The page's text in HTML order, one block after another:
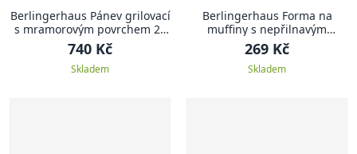
Berlingerhaus Pánev grilovací
s mramorovým povrchem 28
cm Burgundy Metallic Line
740 Kč
Skladem
Berlingerhaus Forma na
muffiny s nepřilnavým
povrchem 12 ks zlatá
269 Kč
Skladem